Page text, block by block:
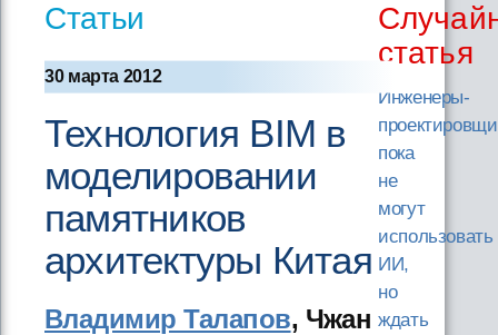
Статьи
30 марта 2012
Технология BIM в
моделировании
памятников
архитектуры Китая
Владимир Талапов, Чжан
статья
Инженеры-
пока
не
могут
использовать
ИИ,
но
ждать